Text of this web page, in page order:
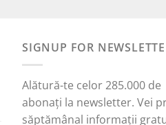
SIGNUP FOR
Alătură-te celor 285.000 de
abonați la newsletter. Vei
săptămânal informații